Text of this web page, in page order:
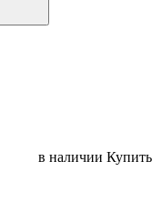
в наличии Купить